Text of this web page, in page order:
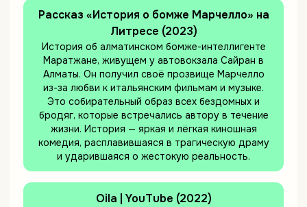
Рассказ «История о бомже Марчелло» на
Литресе (2023)
История об алматинском бомже-интеллигенте
Маратжане, живущем у автовокзала Сайран в
Алматы. Он получил своё прозвище Марчелло
из-за любви к итальянским фильмам и музыке.
Это собирательный образ всех бездомных и
бродяг, которые встречались автору в течение
жизни. История — яркая и лёгкая киношная
комедия, расплавившаяся в трагическую драму
и ударившаяся о жестокую реальность.
Oila | YouTube (2022)